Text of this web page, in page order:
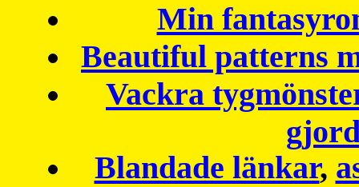
Min
Beautiful patterns
Vackra
Blandade länkar,